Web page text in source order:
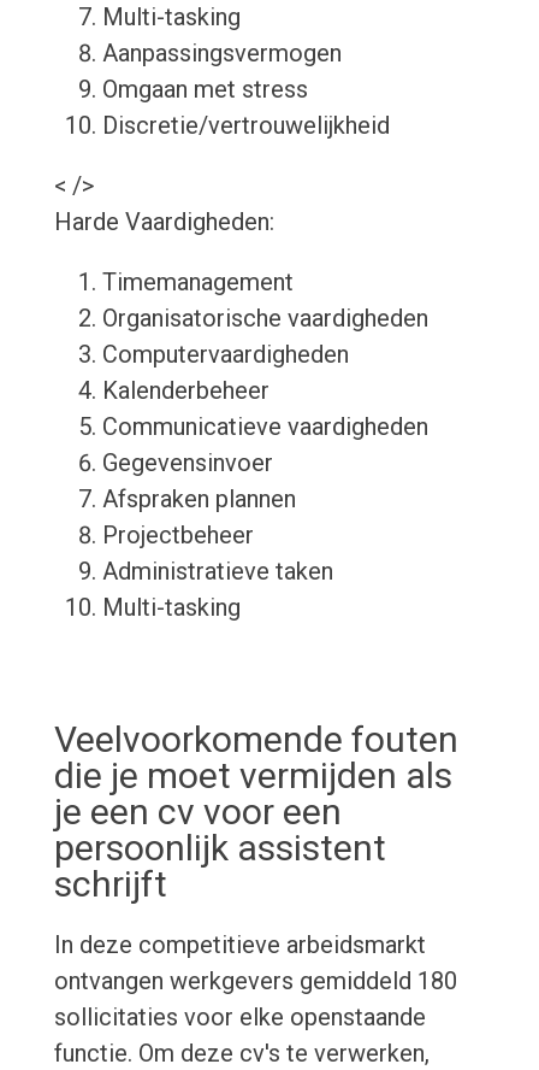
Multi-tasking
Aanpassingsvermogen
Omgaan met stress
Discretie/vertrouwelijkheid
< />
Harde Vaardigheden:
Timemanagement
Organisatorische vaardigheden
Computervaardigheden
Kalenderbeheer
Communicatieve vaardigheden
Gegevensinvoer
Afspraken plannen
Projectbeheer
Administratieve taken
Multi-tasking
Veelvoorkomende fouten
die je moet vermijden als
je een cv voor een
persoonlijk assistent
schrijft
In deze competitieve arbeidsmarkt
ontvangen werkgevers gemiddeld 180
sollicitaties voor elke openstaande
functie. Om deze cv's te verwerken,